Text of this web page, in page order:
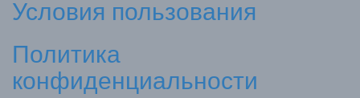
Условия пользования
Политика
конфиденциальности